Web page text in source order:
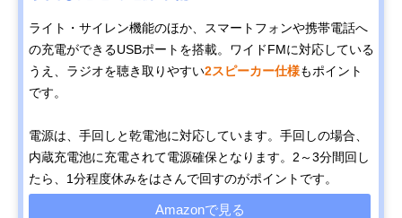
ライト・サイレン機能のほか、スマートフォンや携帯電話へ
の充電ができるUSBポートを搭載。ワイドFMに対応している
うえ、ラジオを聴き取りやすい2スピーカー仕様もポイント
です。
電源は、手回しと乾電池に対応しています。手回しの場合、
内蔵充電池に充電されて電源確保となります。2～3分間回し
たら、1分程度休みをはさんで回すのがポイントです。
Amazonで見る